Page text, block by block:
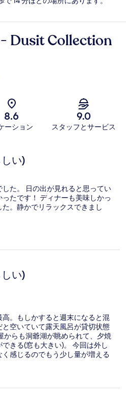
Dusit Collection
8.6
ーション
9.0
スタッフとサービス
い)
た。 日の出が見れると思ってい
たです！ ディナーも美味しかっ
。静かでリラックスできまし
い)
。もしかすると週末になると混
空いていて露天風呂が貸切状態
からも洞爺湖が眺められて、夕焼
きる(窓も大きい)。 今回は外し
感じるのでもう少し量が増える